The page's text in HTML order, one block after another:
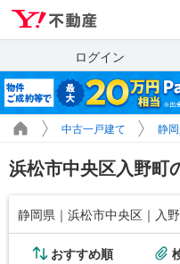
ログイン
中古一戸建て 静
浜松市中央区入野町
静岡県｜浜松市中央区｜入
おすすめ順